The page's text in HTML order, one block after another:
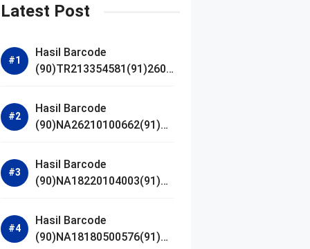
Latest Post
Hasil Barcode
(90)TR213354581(91)2607
Hasil Barcode
(90)NA26210100662(91)24
Hasil Barcode
(90)NA18220104003(91)25
Hasil Barcode
(90)NA18180500576(91)21